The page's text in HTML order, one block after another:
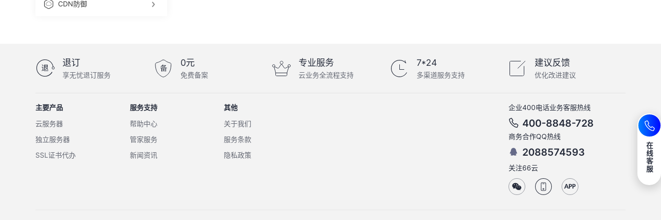
CDN防御
退订
享无忧退订服务
0元
免费备案
专业服务
云业务全流程支持
7*24
多渠道服务支持
建议反馈
优化改进建议
主要产品
云服务器
独立服务器
SSL证书代办
服务支持
帮助中心
管家服务
新闻资讯
其他
关于我们
服务条款
隐私政策
企业400电话业务客服热线
400-8848-728
商务合作QQ热线
2088574593
关注66云
在
线
客
服